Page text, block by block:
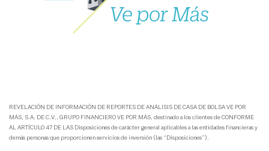
REVELACIÓN DE INFORMACIÓN DE REPORTES DE ANÁLISIS DE CASA DE BOLSA VE POR
MÁS, S.A. DE C.V., GRUPO FINANCIERO VE POR MÁS, destinado a los clientes de CONFORME
AL ARTÍCULO 47 DE LAS Disposiciones de carácter general aplicables a las entidades financieras y
demás personas que proporcionen servicios de inversión (las “Disposiciones”).